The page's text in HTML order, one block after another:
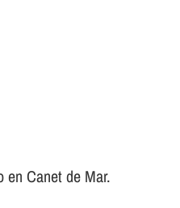
en Canet de Mar.